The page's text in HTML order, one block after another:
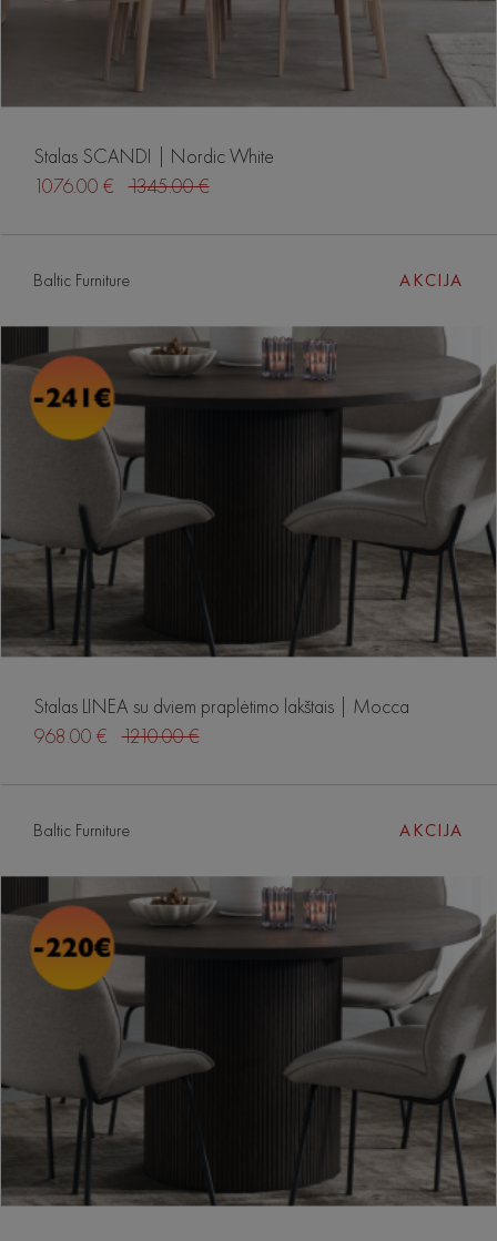
Stalas SCANDI | Nordic White
1076.00 € 1345.00 €
Baltic Furniture AKCIJA
Stalas LINEA su dviem praplėtimo lakštais | Mocca
968.00 € 1210.00 €
Baltic Furniture AKCIJA